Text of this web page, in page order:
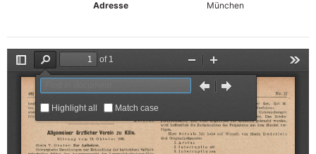
Adresse
München